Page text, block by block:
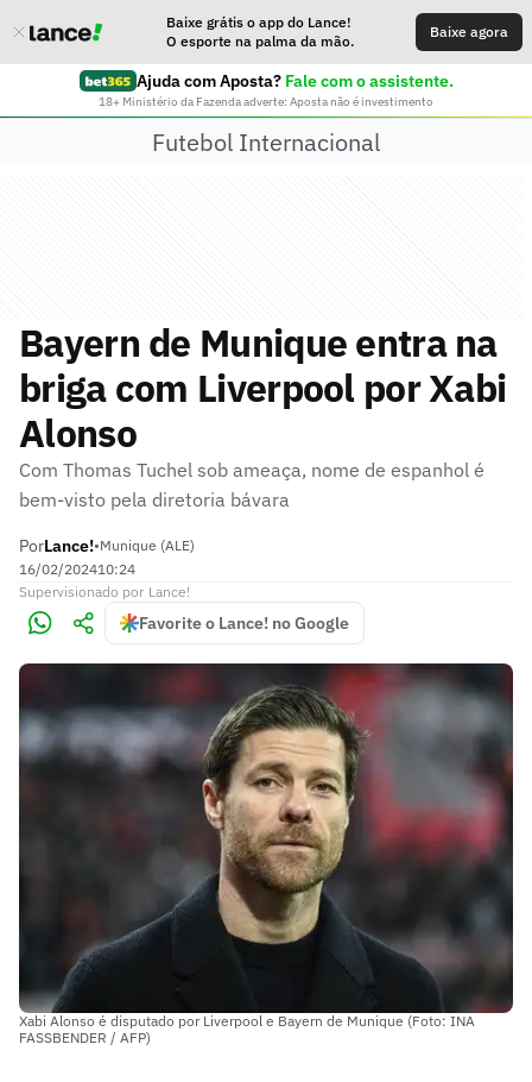
Baixe grátis o app do Lance!
O esporte na palma da mão.
Baixe agora
Ajuda com Aposta? Fale com o assistente.
18+ Ministério da Fazenda adverte: Aposta não é investimento
Futebol Internacional
Bayern de Munique entra na
briga com Liverpool por Xabi
Alonso
Com Thomas Tuchel sob ameaça, nome de espanhol é
bem-visto pela diretoria bávara
PorLance!•Munique (ALE)
16/02/202410:24
Supervisionado por Lance!
Favorite o Lance! no Google
Xabi Alonso é disputado por Liverpool e Bayern de Munique (Foto: INA
FASSBENDER / AFP)